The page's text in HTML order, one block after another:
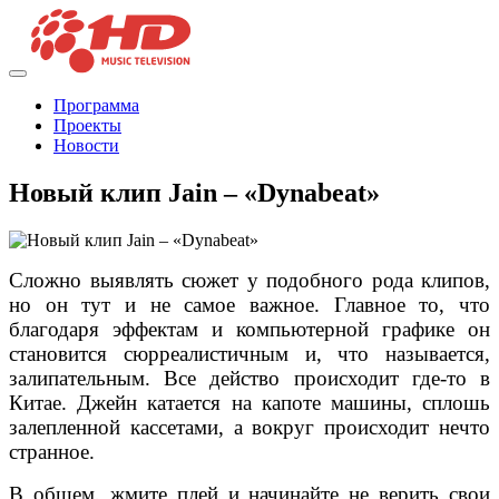
Программа
Проекты
Новости
Новый клип Jain – «Dynabeat»
Сложно выявлять сюжет у подобного рода клипов,
но он тут и не самое важное. Главное то, что
благодаря эффектам и компьютерной графике он
становится сюрреалистичным и, что называется,
залипательным. Все действо происходит где-то в
Китае. Джейн катается на капоте машины, сплошь
залепленной кассетами, а вокруг происходит нечто
странное.
В общем, жмите плей и начинайте не верить свои